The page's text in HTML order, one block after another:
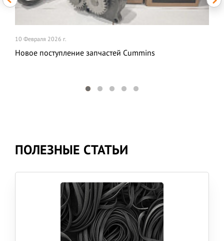
10 Февраля 2026 г.
Новое поступление запчастей Cummins
ПОЛЕЗНЫЕ СТАТЬИ